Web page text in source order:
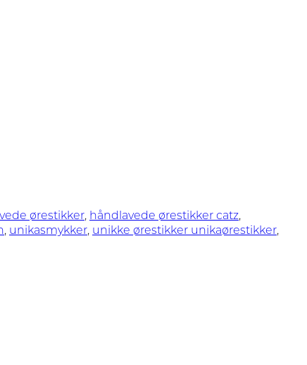
ørestikker, håndlavede ørestikker catz,
, unikasmykker, unikke ørestikker unikaørestikker,